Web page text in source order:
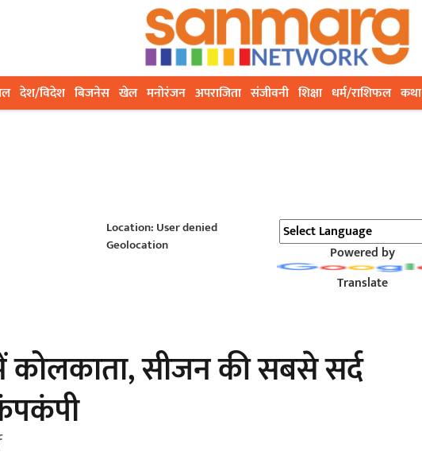
देश/विदेश बिजनेस खेल मनोरंजन अपराजिता संजीवनी शिक्षा धर्म/राशिफल कथा
Location: User denied
Geolocation
Powered by
Translate
कोलकाता, सीजन की सबसे सर्द